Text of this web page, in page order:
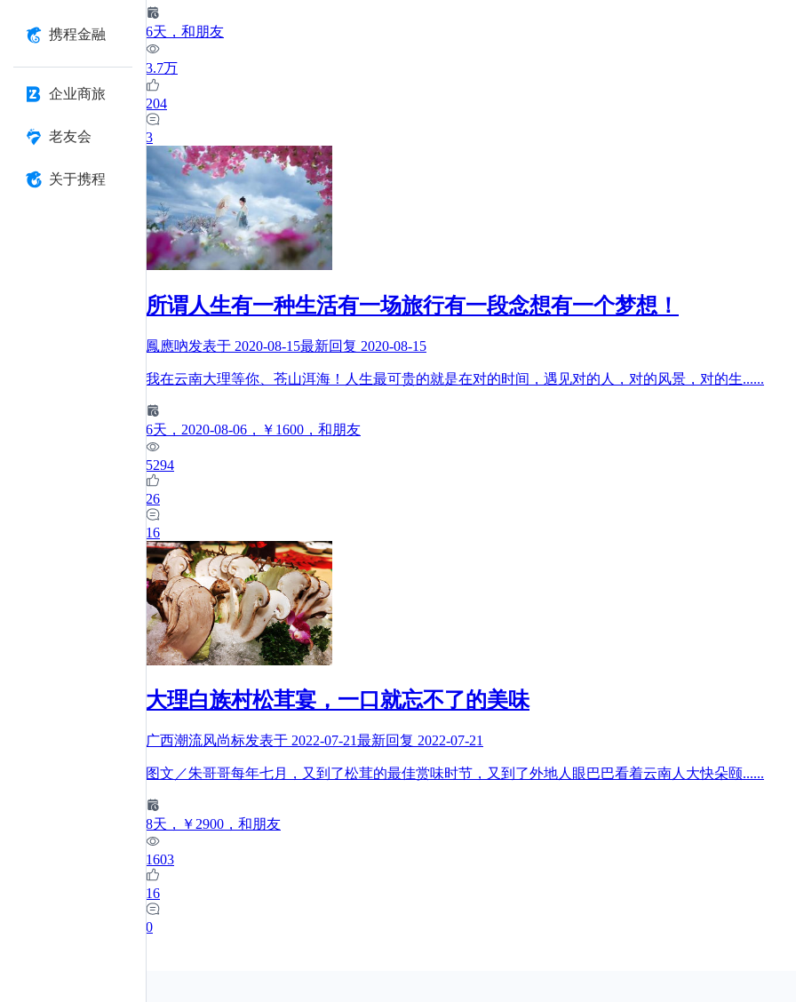
携程金融
企业商旅
老友会
关于携程
6天 ，和朋友
3.7万
204
3
所谓人生有一种生活有一场旅行有一段念想有一个梦想！
鳳應吶发表于 2020-08-15最新回复 2020-08-15
我在云南大理等你、苍山洱海！人生最可贵的就是在对的时间，遇见对的人，对的风景，对的生......
6天 ，2020-08-06 ，￥1600 ，和朋友
5294
26
16
大理白族村松茸宴，一口就忘不了的美味
广西潮流风尚标发表于 2022-07-21最新回复 2022-07-21
图文／朱哥哥每年七月，又到了松茸的最佳赏味时节，又到了外地人眼巴巴看着云南人大快朵颐......
8天 ，￥2900 ，和朋友
1603
16
0